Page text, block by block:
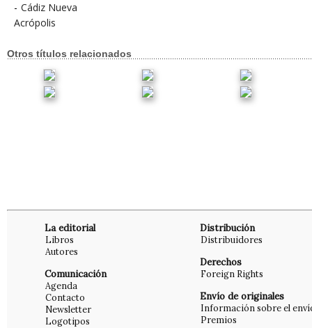
- Cádiz Nueva
Acrópolis
Otros títulos relacionados
La editorial
Libros
Autores
Comunicación
Agenda
Contacto
Newsletter
Logotipos
Distribución
Distribuidores
Derechos
Foreign Rights
Envío de originales
Información sobre el
Premios